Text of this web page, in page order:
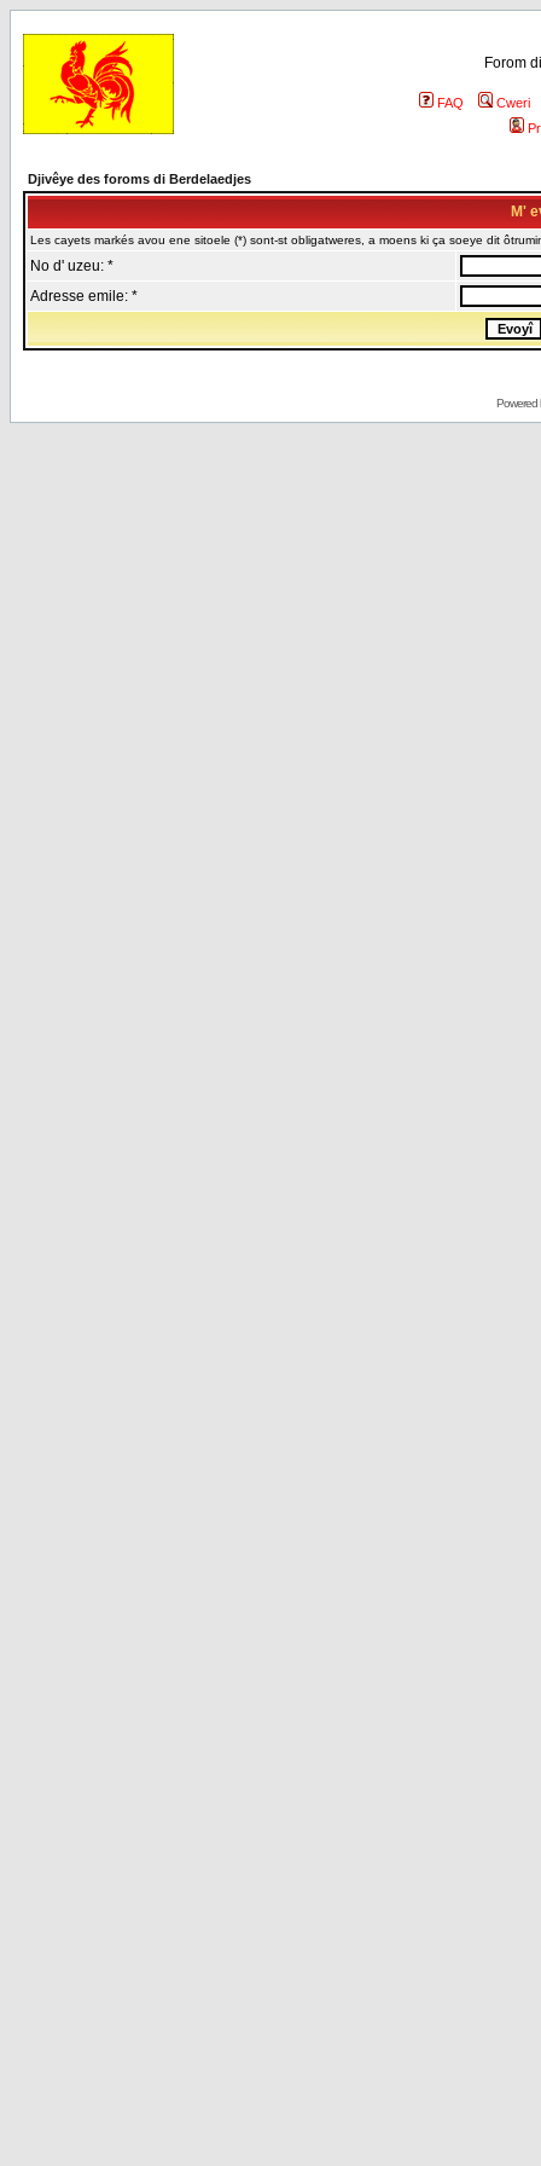
Forom
FAQ
Cweri
Djivêye des foroms di Berdelaedjes
M'
Les cayets markés avou ene sitoele (*) sont-st obligatweres, a moens ki ça soeye dit
No d' uzeu: *
Adresse emile: *
Powered